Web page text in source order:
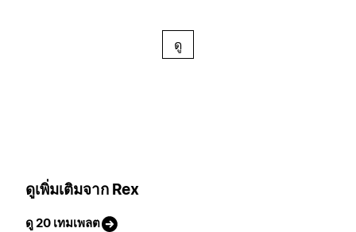
ดู
ดูเพิ่มเติมจาก Rex
ดู 20 เทมเพลต